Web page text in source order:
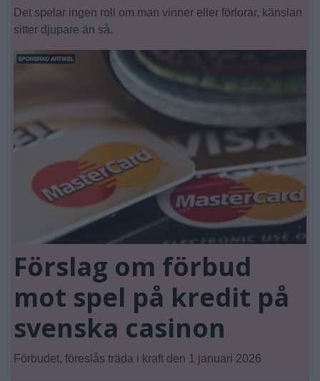
Det spelar ingen roll om man vinner eller förlorar, känslan
sitter djupare än så.
Förslag om förbud
mot spel på kredit på
svenska casinon
Förbudet, föreslås träda i kraft den 1 januari 2026